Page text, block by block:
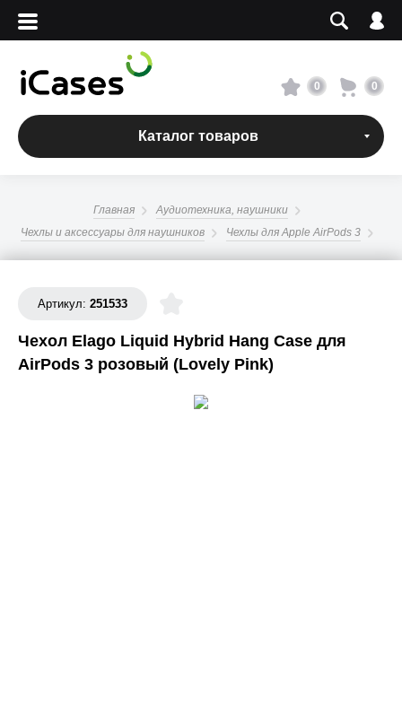
Вход
Сервисный центр
О магазине
Адреса магазинов
+7 495 960-31-54
+7 800 500-31-47
0 0
Каталог товаров
Главная
Аудиотехника, наушники
Чехлы и аксессуары для наушников
Чехлы для Apple AirPods 3
Артикул: 251533
Чехол Elago Liquid Hybrid Hang Case для
AirPods 3 розовый (Lovely Pink)